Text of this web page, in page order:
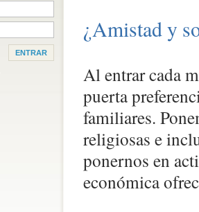
¿Amistad y
Al entrar cada
puerta
familiares.
religiosas e
ponernos en
económica